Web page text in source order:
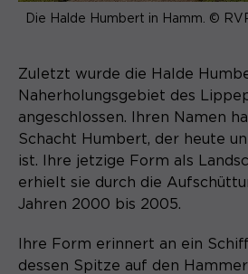
Die Halde Humbert in Hamm. ©
Zuletzt wurde die Halde
Naherholungsgebiet des
angeschlossen. Ihren Namen
Schacht Humbert, der heute
ist. Ihre jetzige Form als
erhielt sie durch die
Jahren 2000 bis 2005.
Ihre Form erinnert an ein
dessen Spitze auf den